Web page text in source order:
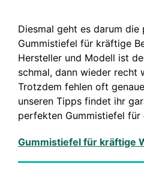
Diesmal geht es darum die
Gummistiefel für kräftige
Hersteller und Modell ist
schmal, dann wieder recht
Trotzdem fehlen oft
unseren Tipps findet ihr
perfekten Gummistiefel für
Gummistiefel für kräftige